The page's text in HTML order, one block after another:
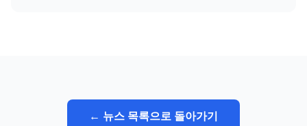
← 뉴스 목록으로 돌아가기